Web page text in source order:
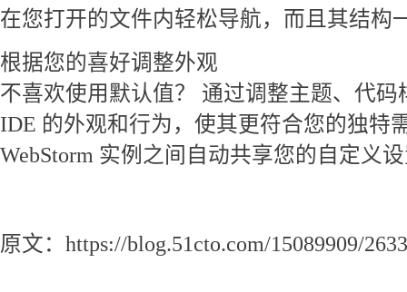
在您打开的文件内轻松导航，而且其结构
根据您的喜好调整外观
不喜欢使用默认值？ 通过调整主题、代
IDE 的外观和行为，使其更符合您的独特
WebStorm 实例之间自动共享您的自定义
原文：https://blog.51cto.com/15089909/